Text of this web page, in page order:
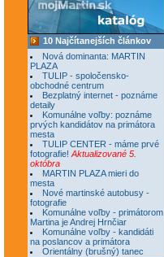
10 Najčítanejších článkov
Nová dominanta: MARTIN
PLAZA
TULIP - spoločensko-
obchodné centrum
Bezplatný internet - poznáme
detaily
Komunálne voľby: poznáme
prvých kandidátov na primátora
mesta
TULIP CENTER - máme prvé
fotografie! Aktualizované 5.
októbra
MARTIN PLAZA mieri do
mesta
Nové martinské autobusy -
fotografie
Komunálne voľby - primátorom
Martina je Andrej Hrnčiar
Komunálne voľby - kandidáti
na poslancov a primátora
Orientálny (brušný) tanec